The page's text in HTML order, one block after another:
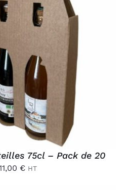
AU PANIER
75cl – Pack de 20
€ HT